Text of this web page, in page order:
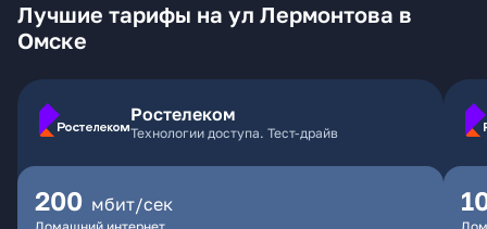
Лучшие тарифы на ул Лермонтова в
Омске
Ростелеком
Технологии доступа. Тест-драйв
200 мбит/сек